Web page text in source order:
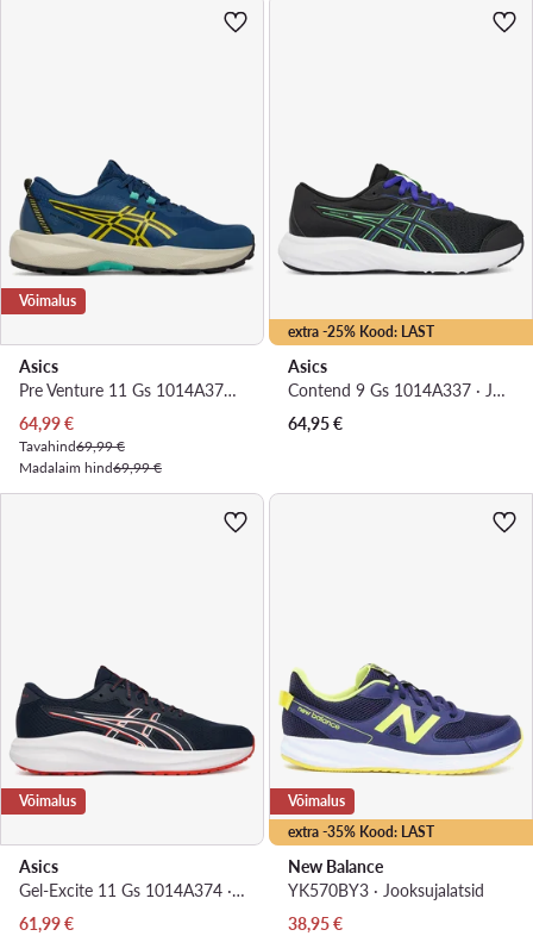
Võimalus
Asics
Pre Venture 11 Gs 1014A378 · Jooksujalatsid
Praegune hind
64,99€
Tavahind69,99 €
Madalaim hind69,99 €
extra -25% Kood: LAST
Asics
Contend 9 Gs 1014A337 · Jooksujalatsid
64,95€
Võimalus
Asics
Gel-Excite 11 Gs 1014A374 · Jooksujalatsid
Praegune hind
61,99€
extra -35% Kood: LAST
Võimalus
New Balance
YK570BY3 · Jooksujalatsid
Praegune hind
38,95€